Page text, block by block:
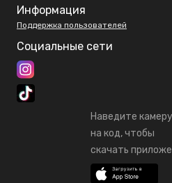
Информация
Поддержка пользователей
Социальные сети
Наведите
на код, чтобы
скачать